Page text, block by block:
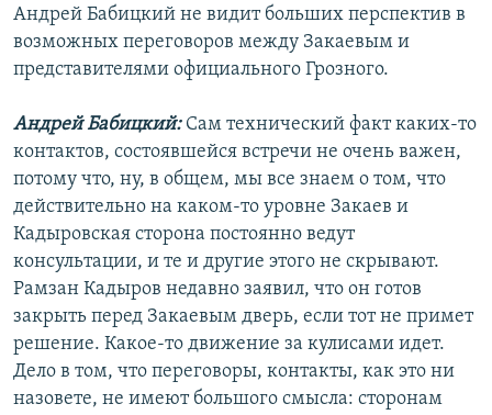
Андрей Бабицкий не видит больших перспектив в
возможных переговоров между Закаевым и
представителями официального Грозного.
Андрей Бабицкий:Сам технический факт каких-то
контактов, состоявшейся встречи не очень важен,
потому что, ну, в общем, мы все знаем о том, что
действительно на каком-то уровне Закаев и
Кадыровская сторона постоянно ведут
консультации, и те и другие этого не скрывают.
Рамзан Кадыров недавно заявил, что он готов
закрыть перед Закаевым дверь, если тот не примет
решение. Какое-то движение за кулисами идет.
Дело в том, что переговоры, контакты, как это ни
назовете, не имеют большого смысла: сторонам